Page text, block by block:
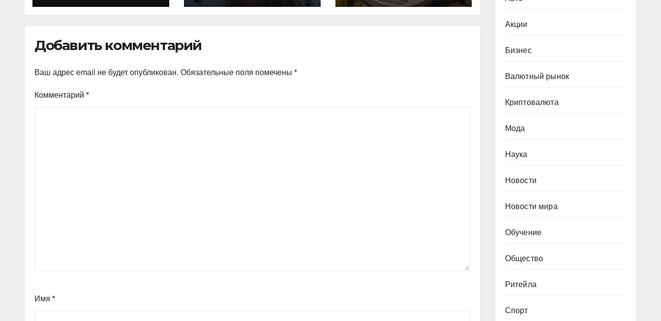
выплат и
производителей
комиссионные за
Добавить комментарий
Ваш адрес email не будет опубликован. Обязательные поля помечены *
Комментарий *
Имя *
Акции
Бизнес
Валютный рынок
Криптовалюта
Мода
Наука
Новости
Новости мира
Обучение
Общество
Ритейла
Спорт